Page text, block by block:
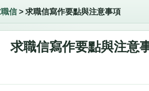
信> 求職信寫作要點與注意事項
求職信寫作要點與注意